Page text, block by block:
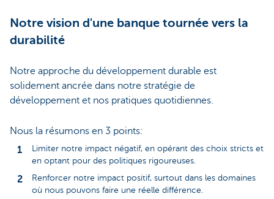
Notre vision d'une banque tournée vers la
durabilité
Notre approche du développement durable est
solidement ancrée dans notre stratégie de
développement et nos pratiques quotidiennes.
Nous la résumons en 3 points:
Limiter notre impact négatif, en opérant des choix stricts et
en optant pour des politiques rigoureuses.
Renforcer notre impact positif, surtout dans les domaines
où nous pouvons faire une réelle différence.